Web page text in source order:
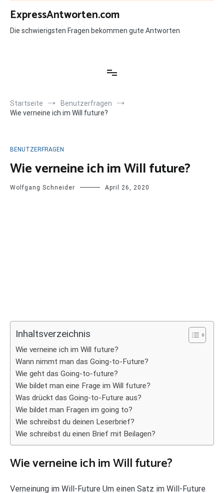
Zum
Inhalt
springen
ExpressAntworten.com
Die schwierigsten Fragen bekommen gute Antworten
Startseite
Benutzerfragen
Wie verneine ich im Will future?
BENUTZERFRAGEN
Wie verneine ich im Will future?
Wolfgang Schneider April 26, 2020
Inhaltsverzeichnis
Wie verneine ich im Will future?
Wann nimmt man das Going-to-Future?
Wie geht das Going-to-future?
Wie bildet man eine Frage im Will future?
Was drückt das Going-to-Future aus?
Wie bildet man Fragen im going to?
Wie schreibst du deinen Leserbrief?
Wie schreibst du einen Brief mit Beilagen?
Wie verneine ich im Will future?
Verneinung im Will-Future Um einen Satz im Will-Future